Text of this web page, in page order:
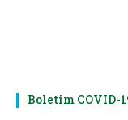
Boletim COVID-